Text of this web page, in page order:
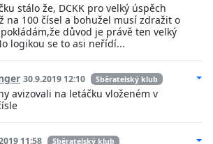
stálo že, DCKK pro velký úspěch
na 100 čísel a bohužel musí zdražit o
důvod je právě ten velký
logikou se to asi neřídí...
30.9.2019 12:10 Sběratelský klub
avizovali na letáčku vloženém v
11:58 Sběratelský klub